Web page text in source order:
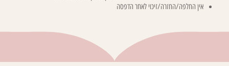
אין החלפה/החזרה/זיכוי לאחר הדפסה